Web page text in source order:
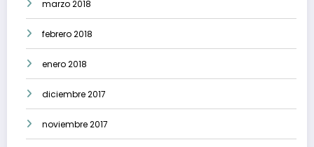
marzo 2018
febrero 2018
enero 2018
diciembre 2017
noviembre 2017